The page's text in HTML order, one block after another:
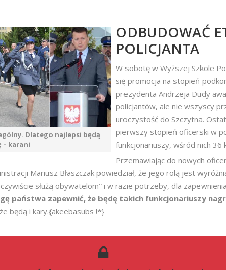
Dlatego najlepsi będą
– karani
ODBUDOWAĆ
POLICJANTA
W sobotę w Wyższej Szkole
się promocja na stopień
prezydenta Andrzeja Dudy
policjantów, ale nie wszyscy
uroczystość do Szczytna.
pierwszy stopień oficerski w
funkcjonariuszy, wśród nich 36
Przemawiając do nowych
Mariusz Błaszczak powiedział, że jego rolą jest
służą obywatelom” i w razie potrzeby, dla
państwa zapewnić, że będę takich funkcjonariuszy
będą i kary.{akeebasubs !*}